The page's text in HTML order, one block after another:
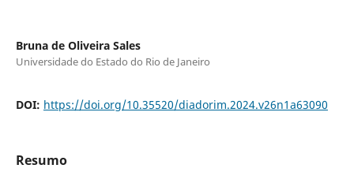
Bruna de Oliveira Sales
Universidade do Estado do Rio de Janeiro
DOI: https://doi.org/10.35520/diadorim.2024.v26n1a63090
Resumo